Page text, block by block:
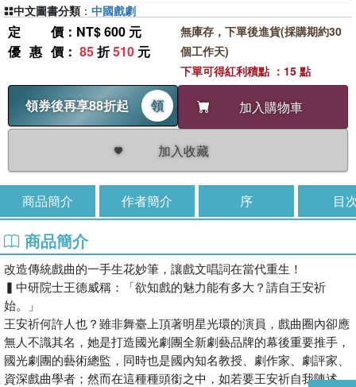
定價 ：NT$ 600 元
優惠價 ： 85折510 元
領券後再享88折起 領 加入購物車
加入收藏
無庫存，下單後進貨(採購期約30
個工作天)
下單可得紅利積點 ：15 點
中文圖書分類 ： 中國戲劇
商品簡介 作者簡介 序 目
商品簡介
改造傳統戲曲的一手生花妙筆，讓戲文唱詞在當代重生！
▍中研院士王德威稱：「欲知戲的魅力能有多大？請自王安祈
始。」
王安祈何許人也？雖非舞臺上頂著明星光環的演員，戲曲圈內卻應
無人不識其名，她是打造國光劇團全新劇藝品牌的幕後重要推手，
國光劇團的藝術總監，同時也是國內知名教授、劇作家、劇評家、
資深戲曲學者；然而在這種種頭銜之中，如若要王安祈自我陳述，